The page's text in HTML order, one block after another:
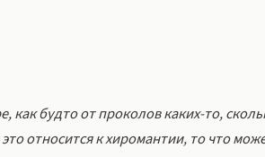
как будто от проколов каких-то,
относится к хиромантии, то что